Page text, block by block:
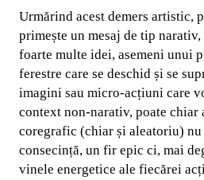
Urmărind acest demers artistic,
primește un mesaj de tip
foarte multe idei, asemeni unui
ferestre care se deschid și se
imagini sau micro-acțiuni care
context non-narativ, poate chiar
coregrafic (chiar și aleatoriu) nu
consecință, un fir epic ci, mai
vinele energetice ale fiecărei